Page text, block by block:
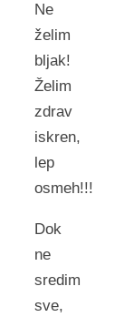
Ne
želim
bljak!
Želim
zdrav
iskren,
lep
osmeh!!!
Dok
ne
sredim
sve,